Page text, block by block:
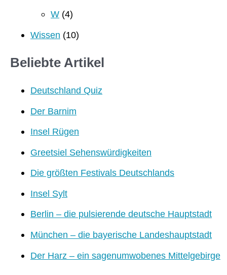
W (4)
Wissen (10)
Beliebte Artikel
Deutschland Quiz
Der Barnim
Insel Rügen
Greetsiel Sehenswürdigkeiten
Die größten Festivals Deutschlands
Insel Sylt
Berlin – die pulsierende deutsche Hauptstadt
München – die bayerische Landeshauptstadt
Der Harz – ein sagenumwobenes Mittelgebirge